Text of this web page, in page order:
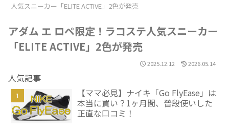
人気スニーカー「ELITE ACTIVE」2色が発売
アダム エ ロペ限定！ラコステ人気スニーカー
「ELITE ACTIVE」2色が発売
2025.12.12 2026.05.14
人気記事
【ママ必見】ナイキ「Go FlyEase」は
本当に買い？1ヶ月間、普段使いした
正直な口コミ！